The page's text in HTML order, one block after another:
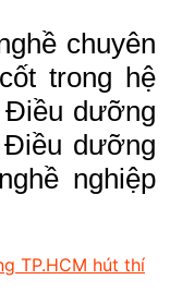
chuyên
trong hệ
Điều dưỡng
dưỡng
nghiệp
TP.HCM hút thí